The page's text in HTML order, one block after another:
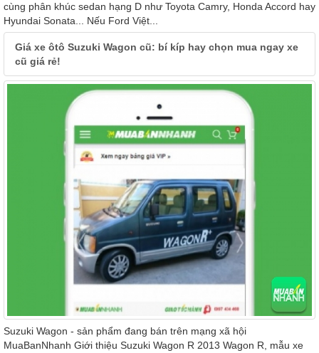
cùng phân khúc sedan hạng D như Toyota Camry, Honda Accord hay
Hyundai Sonata... Nếu Ford Việt...
Giá xe ôtô Suzuki Wagon cũ: bí kíp hay chọn mua ngay xe
cũ giá rẻ!
Suzuki Wagon - sản phẩm đang bán trên mạng xã hội
MuaBanNhanh Giới thiệu Suzuki Wagon R 2013 Wagon R, mẫu xe